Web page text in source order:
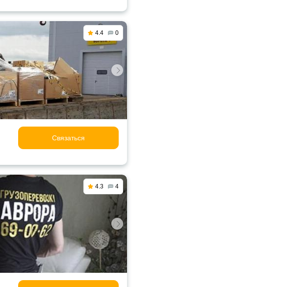
4.4 0
Связаться
4.3 4